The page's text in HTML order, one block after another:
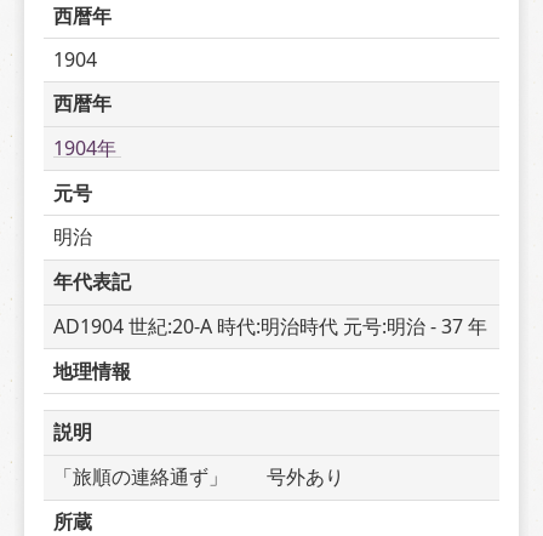
西暦年
1904
西暦年
1904年
元号
明治
年代表記
AD1904 世紀:20-A 時代:明治時代 元号:明治 - 37 年
地理情報
説明
「旅順の連絡通ず」　　号外あり
所蔵